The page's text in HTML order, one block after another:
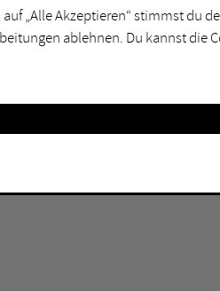
„Alle Akzeptieren“ stimmst du
ablehnen. Du kannst die